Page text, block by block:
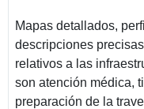
Mapas detallados,
descripciones
relativos a las
son atención médica,
preparación de la